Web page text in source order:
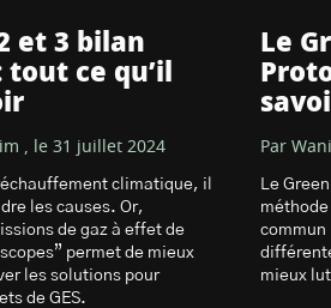
et 3 bilan
ce qu’il
, le 31 juillet 2024
climatique, il
les causes. Or,
de gaz à effet de
permet de mieux
les solutions pour
de GES.
Le
Par
Le
commun
mieux